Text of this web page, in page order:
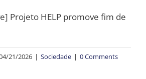
Projeto HELP promove fim de
21/2026 | Sociedade | 0 Comments